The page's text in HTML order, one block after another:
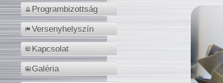
Programbizottság
Versenyhelyszín
Kapcsolat
Galéria